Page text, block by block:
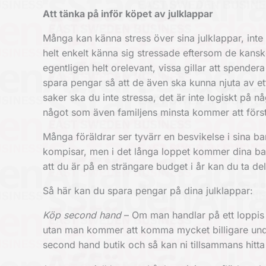
Att tänka på inför köpet av julklappar
Många kan känna stress över sina julklappar,
helt enkelt känna sig stressade eftersom de
egentligen helt orelevant, vissa gillar att
spara pengar så att de även ska kunna njuta av
saker ska du inte stressa, det är inte logiskt på
något som även familjens minsta kommer att
Många föräldrar ser tyvärr en besvikelse i sina
kompisar, men i det långa loppet kommer dina
att du är på en strängare budget i år kan du ta
Så här kan du spara pengar på dina julklappar:
Köp second hand– Om man handlar på ett
utan man kommer att komma mycket billigare
second hand butik och så kan ni tillsammans